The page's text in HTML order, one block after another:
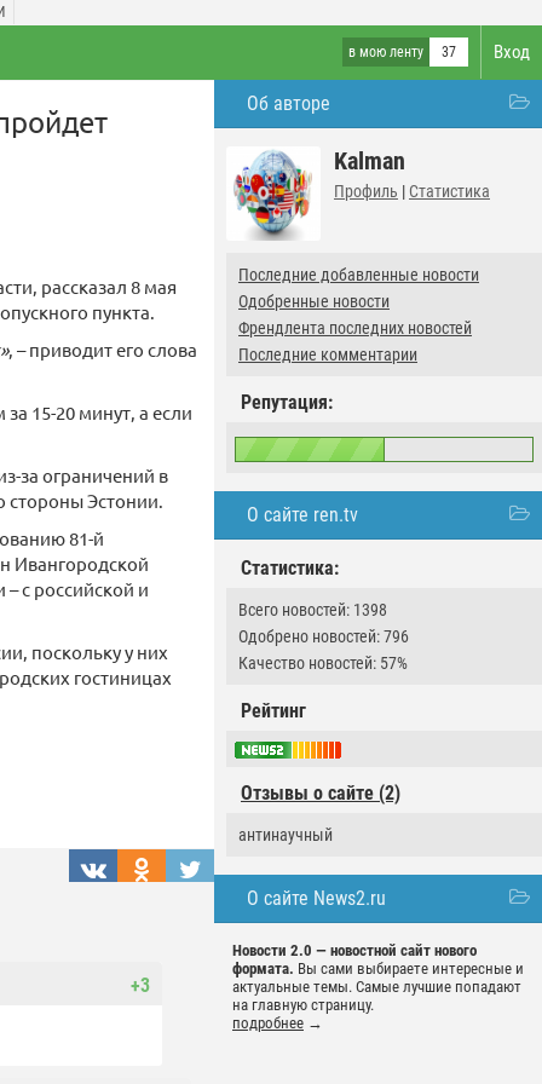
Вход
в мою ленту 37
Об авторе
Kalman
Профиль | Статистика
Последние добавленные новости
Одобренные новости
Френдлента последних новостей
Последние комментарии
Репутация:
О сайте ren.tv
Статистика:
Всего новостей: 1398
Одобрено новостей: 796
Качество новостей: 57%
Рейтинг
Отзывы о сайте (2)
антинаучный
О сайте News2.ru
Новости 2.0 — новостной сайт нового
формата. Вы сами выбираете интересные и
актуальные темы. Самые лучшие попадают
на главную страницу.
подробнее →
рассказал 8 мая
пункта.
, – приводит его слова
15-20 минут, а если
за ограничений в
стороны Эстонии.
81-й
Ивангородской
с российской и
поскольку у них
гостиницах
+3